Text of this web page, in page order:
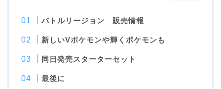
バトルリージョン 販売情報
新しいVポケモンや輝くポケモンも
同日発売スターターセット
最後に